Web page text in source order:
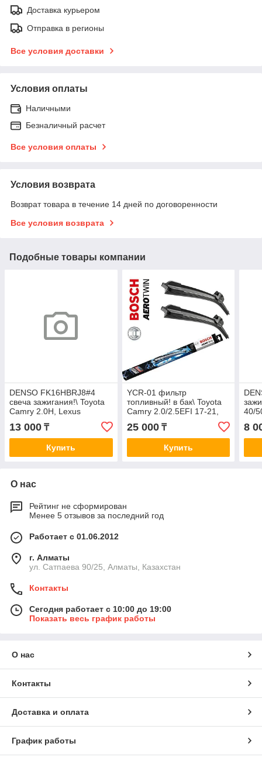
Доставка курьером
Отправка в регионы
Все условия доставки
Условия оплаты
Наличными
Безналичный расчет
Все условия оплаты
Условия возврата
Возврат товара в течение 14 дней по договоренности
Все условия возврата
Подобные товары компании
DENSO FK16HBRJ8#4
свеча зажигания!\ Toyota
Camry 2.0H, Lexus
13 000 ₸
Купить
YCR-01 фильтр
топливный! в бак\ Toyota
Camry 2.0/2.5EFI 17-21,
FS2120
25 000₸
Купить
40/
8
О нас
Рейтинг не сформирован
Менее 5 отзывов за последний год
Работает с 01.06.2012
г. Алматы
ул. Сатпаева 90/25, Алматы, Казахстан
Контакты
Сегодня работает с 10:00 до 19:00
Показать весь график работы
О нас
Контакты
Доставка и оплата
График работы